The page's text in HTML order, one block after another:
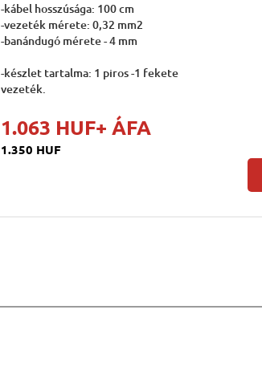
-kábel hosszúsága: 100 cm
-vezeték mérete: 0,32 mm2
-banándugó mérete - 4 mm
-készlet tartalma: 1 piros -1 fekete
vezeték.
1.063 HUF+ ÁFA
1.350 HUF